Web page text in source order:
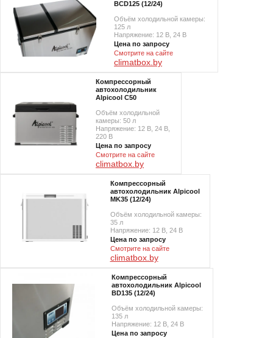
BCD125 (12/24)
Объём холодильной камеры:
125 л
Напряжение: 12 В, 24 В
Цена по запросу
Смотрите на сайте
climatbox.by
Компрессорный
автохолодильник
Alpicool C50
Объём холодильной
камеры: 50 л
Напряжение: 12 В, 24 В,
220 В
Цена по запросу
Смотрите на сайте
climatbox.by
Компрессорный
автохолодильник Alpicool
MK35 (12/24)
Объём холодильной камеры:
35 л
Напряжение: 12 В, 24 В
Цена по запросу
Смотрите на сайте
climatbox.by
Компрессорный
автохолодильник Alpicool
BD135 (12/24)
Объём холодильной камеры:
135 л
Напряжение: 12 В, 24 В
Цена по запросу